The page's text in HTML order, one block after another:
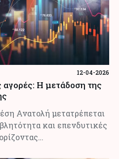
12-04-2026
Η μετάδοση της
Ανατολή μετατρέπεται
και επενδυτικές